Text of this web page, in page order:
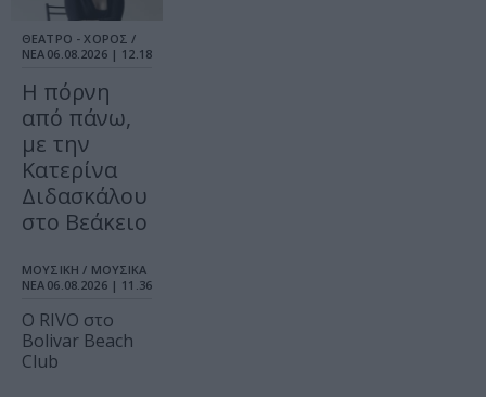
ΘΕΑΤΡΟ - ΧΟΡΟΣ /
ΝΕΑ 06.08.2026 | 12.18
Η πόρνη
από πάνω,
με την
Κατερίνα
Διδασκάλου
στο Βεάκειο
ΜΟΥΣΙΚΗ / ΜΟΥΣΙΚΑ
ΝΕΑ 06.08.2026 | 11.36
Ο RIVO στο
Bolivar Beach
Club